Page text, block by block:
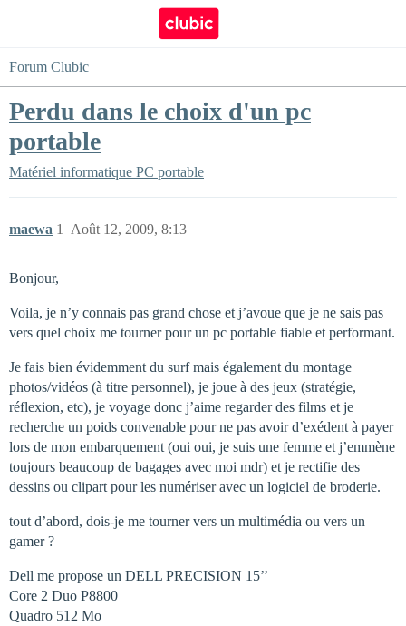
Forum Clubic
Perdu dans le choix d'un pc
portable
Matériel informatique PC portable
maewa Août 12, 2009, 8:13
1
Bonjour,
Voila, je n’y connais pas grand chose et j’avoue que je ne sais pas
vers quel choix me tourner pour un pc portable fiable et performant.
Je fais bien évidemment du surf mais également du montage
photos/vidéos (à titre personnel), je joue à des jeux (stratégie,
réflexion, etc), je voyage donc j’aime regarder des films et je
recherche un poids convenable pour ne pas avoir d’exédent à payer
lors de mon embarquement (oui oui, je suis une femme et j’emmène
toujours beaucoup de bagages avec moi mdr) et je rectifie des
dessins ou clipart pour les numériser avec un logiciel de broderie.
tout d’abord, dois-je me tourner vers un multimédia ou vers un
gamer ?
Dell me propose un DELL PRECISION 15’’
Core 2 Duo P8800
Quadro 512 Mo